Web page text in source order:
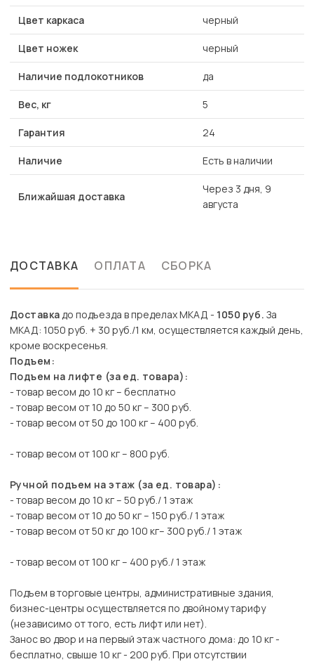
Цвет каркаса черный
Цвет ножек черный
Наличие подлокотников да
Вес, кг 5
Гарантия 24
Наличие Есть в наличии
Ближайшая доставка
Через 3 дня, 9
августа
ДОСТАВКА ОПЛАТА СБОРКА
Доставкадо подъезда в пределах МКАД - 1050 руб. За
МКАД: 1050 руб. + 30 руб./1 км, осуществляется каждый день,
кроме воскресенья.
Подъем:
Подъем на лифте (за ед. товара):
- товар весом до 10 кг – бесплатно
- товар весом от 10 до 50 кг – 300 руб.
- товар весом от 50 до 100 кг – 400 руб.
- товар весом от 100 кг – 800 руб.
Ручной подъем на этаж (за ед. товара):
- товар весом до 10 кг – 50 руб./ 1 этаж
- товар весом от 10 до 50 кг – 150 руб./ 1 этаж
- товар весом от 50 кг до 100 кг– 300 руб./ 1 этаж
- товар весом от 100 кг – 400 руб./ 1 этаж
Подъем в торговые центры, административные здания,
бизнес-центры осуществляется по двойному тарифу
(независимо от того, есть лифт или нет).
Занос во двор и на первый этаж частного дома: до 10 кг -
бесплатно, свыше 10 кг - 200 руб. При отсутствии